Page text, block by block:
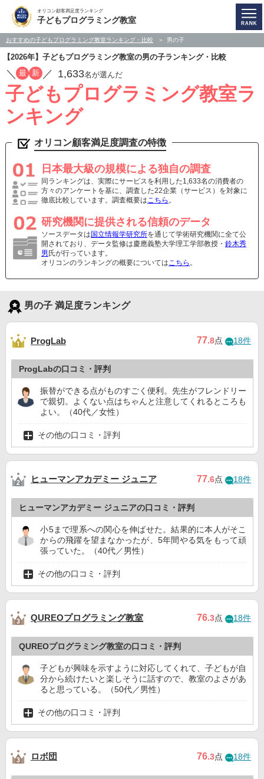
オリコン顧客満足度ランキング
子どもプログラミング教室
おすすめの子どもプログラミング教室ランキング・比較 男の子
【2026年】子どもプログラミング教室の男の子ランキング・比較
／ 最 新 ／ 1,633名が選んだ
子どもプログラミング教室ラ
ンキング
オリコン顧客満足度調査の特徴
日本最大級の規模による独自の調査
同ランキングは、実際にサービスを利用した1,633名の消費者の
方々のアンケートを基に、調査した22企業（サービス）を対象に
徹底比較しています。調査概要はこちら 。
研究機関に提供される信頼のデータ
ソースデータは 国立情報学研究所を通じて学術研究機関に全て公
開されており、データ監修は慶應義塾大学理工学部教授・ 鈴木秀
男 氏が行っています。
オリコンのランキングの概要についてはこちら 。
男の子 満足度ランキング
ProgLab 77.8点 18件
ProgLabの口コミ・評判
振替ができる点がものすごく便利。先生がフレンドリー
で親切。よくない点はちゃんと注意してくれるところも
よい。（40代／女性）
その他の口コミ・評判
ヒューマンアカデミー ジュニア 77.6点 18件
ヒューマンアカデミー ジュニアの口コミ・評判
小5まで理系への関心を伸ばせた。結果的に本人がそこ
からの飛躍を望まなかったが、5年間やる気をもって頑
張っていた。（40代／男性）
その他の口コミ・評判
QUREOプログラミング教室 76.3点 18件
QUREOプログラミング教室の口コミ・評判
子どもが興味を示すように対応してくれて、子どもが自
分から続けたいと楽しそうに話すので、教室のよさがあ
ると思っている。（50代／男性）
その他の口コミ・評判
ロボ団 76.3点 18件